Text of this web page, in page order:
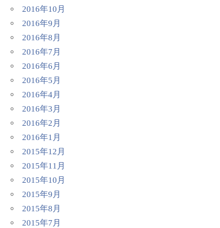
2016年10月
2016年9月
2016年8月
2016年7月
2016年6月
2016年5月
2016年4月
2016年3月
2016年2月
2016年1月
2015年12月
2015年11月
2015年10月
2015年9月
2015年8月
2015年7月